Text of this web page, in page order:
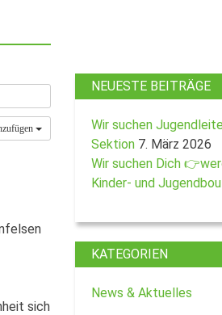
sich
NEUESTE BEITRÄGE
Wir suchen
Sektion 7. März 2026
Wir suchen Dich
Kinder- und
KATEGORIEN
News & Aktuelles